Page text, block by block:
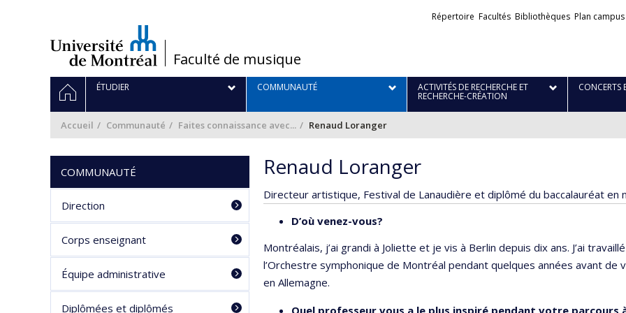
/Faculté de musique
Liens
Répertoire Facultés Bibliothèques Plan campus
Navigation
principale
ACCUEILÉTUDIER COMMUNAUTÉ ACTIVITÉS DE RECHERCHE ET
RECHERCHE-CRÉATION
CONCERTS
Accueil Communauté Faites connaissance avec... Renaud Loranger
Renaud Loranger
Directeur artistique, Festival de Lanaudière et diplômé du baccalauréat en
D’où venez-vous?
Montréalais, j’ai grandi à Joliette et je vis à Berlin depuis dix ans. J’ai
l’Orchestre symphonique de Montréal pendant quelques années avant de
en Allemagne.
Quel professeur vous a le plus inspiré pendant votre parcours
COMMUNAUTÉ
Direction
Corps enseignant
Équipe administrative
Diplômées et diplômés